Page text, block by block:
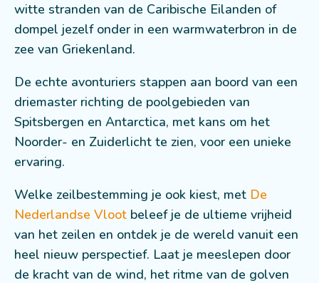
witte stranden van de Caribische Eilanden of
dompel jezelf onder in een warmwaterbron in de
zee van Griekenland.
De echte avonturiers stappen aan boord van een
driemaster richting de poolgebieden van
Spitsbergen en Antarctica, met kans om het
Noorder- en Zuiderlicht te zien, voor een unieke
ervaring.
Welke zeilbestemming je ook kiest, met De
Nederlandse Vloot beleef je de ultieme vrijheid
van het zeilen en ontdek je de wereld vanuit een
heel nieuw perspectief. Laat je meeslepen door
de kracht van de wind, het ritme van de golven